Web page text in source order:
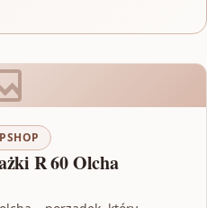
R 60 Olcha